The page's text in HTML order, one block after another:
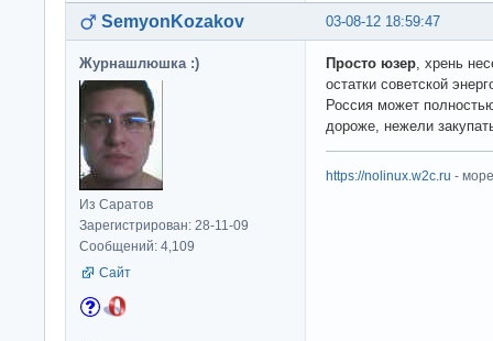
03-08-12 18:59:47
SemyonKozakov
Журнашлюшка :)
Из Саратов
Зарегистрирован: 28-11-09
Сообщений: 4,109
Сайт
Просто юзер , хрень
остатки советской
Россия может
дороже, нежели
https://nolinux.w2c.ru -